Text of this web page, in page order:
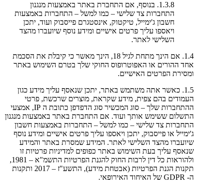
1.3.8. בנוסף, אם התחברת באתר באמצעות מנגנון
התחברות צד שלישי – כמו למשל – התחברות באמצעות
חשבון ג'ימייל, טיקטוק, אינסטגרם פייסבוק ועוד, יתכן
ויאספו עליך פרטים אישיים ומידע נוסף שיועברו מהצד
השלישי לאתר.
1.4. אם הינך מתחת לגיל 18, הינך מאשר כי קיבלת את הסכמת
אחד ההורים או האפוטרופוס החוקי שלך בטרם השימוש באתר
ומסירת הפרטים האישיים.
1.5. כאשר אתה משתמש באתר, יתכן שנאסף עליך מידע כגון
העמודים בהם צפית, מידע שקראת, מוצרים שרכשת, פרטי
ההתחברות שלך – סוג המכשיר סוג הדפדפן כתובת ה IP, אמצעי
התשלום ששימש אותך ועוד. אם התחברת באתר באמצעות מנגנון
התחברות צד שלישי – כמו למשל – התחברות באמצעות חשבון
ג'ימייל או פייסבוק, יתכן ויאספו עליך פרטים אישיים ומידע נוסף
שיועברו מהצד השלישי לאתר. המידע שמסרת באתר והמידע
שנאסף עליך בעת השימוש באתר כפופים למדיניות פרטיות זו
ולהוראות כל דין לרבות החוק להגנת הפרטיות התשמ"א – 1981,
תקנות הגנת הפרטיות (אבטחת מידע), התשע"ז – 2017 ותקנות
ה- GDPR של האיחוד האירופאי.